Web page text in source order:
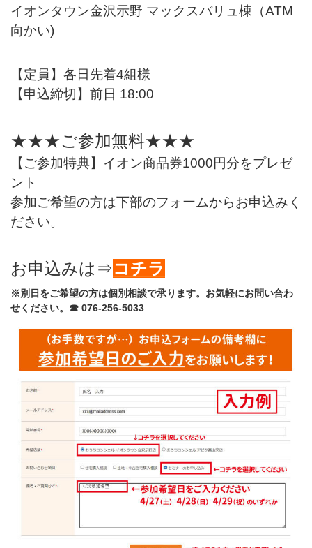
イオンタウン金沢示野 マックスバリュ棟（ATM
向かい)
【定員】各日先着4組様
【申込締切】前日 18:00
★★★ご参加無料★★★
【ご参加特典】イオン商品券1000円分をプレゼ
ント
参加ご希望の方は下部のフォームからお申込みく
ださい。
お申込みは⇒コチラ
※別日をご希望の方は個別相談で承ります。お気軽にお問い合わ
せください。☎ 076-256-5033